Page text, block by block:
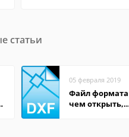
статьи
05 февраля 2019
Файл формата
чем открыть,